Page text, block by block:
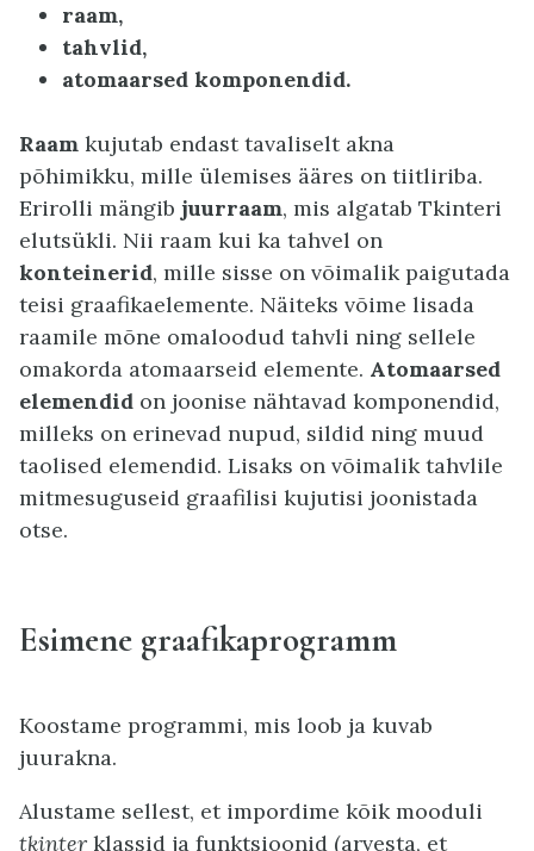
raam,
tahvlid,
atomaarsed komponendid.
Raam kujutab endast tavaliselt akna
põhimikku, mille ülemises ääres on tiitliriba.
Erirolli mängib juurraam, mis algatab Tkinteri
elutsükli. Nii raam kui ka tahvel on
konteinerid, mille sisse on võimalik paigutada
teisi graafikaelemente. Näiteks võime lisada
raamile mõne omaloodud tahvli ning sellele
omakorda atomaarseid elemente. Atomaarsed
elemendid on joonise nähtavad komponendid,
milleks on erinevad nupud, sildid ning muud
taolised elemendid. Lisaks on võimalik tahvlile
mitmesuguseid graafilisi kujutisi joonistada
otse.
Esimene graafikaprogramm
Koostame programmi, mis loob ja kuvab
juurakna.
Alustame sellest, et impordime kõik mooduli
tkinter klassid ja funktsioonid (arvesta, et